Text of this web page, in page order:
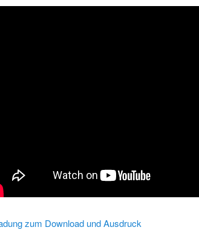
zum Download und Ausdruck